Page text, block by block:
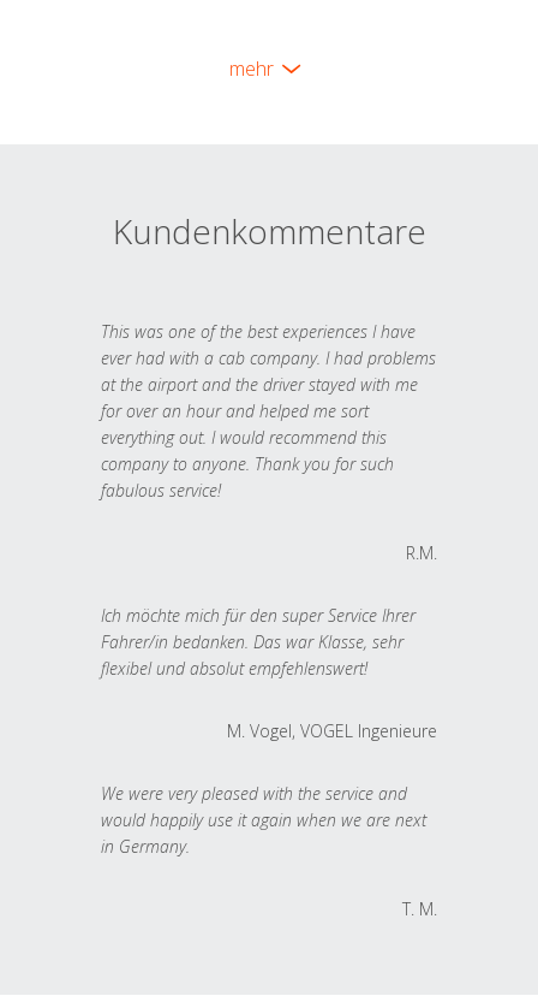
mehr
Kundenkommentare
This was one of the best experiences I have
ever had with a cab company. I had problems
at the airport and the driver stayed with me
for over an hour and helped me sort
everything out. I would recommend this
company to anyone. Thank you for such
fabulous service!
R.M.
Ich möchte mich für den super Service Ihrer
Fahrer/in bedanken. Das war Klasse, sehr
flexibel und absolut empfehlenswert!
M. Vogel, VOGEL Ingenieure
We were very pleased with the service and
would happily use it again when we are next
in Germany.
T. M.